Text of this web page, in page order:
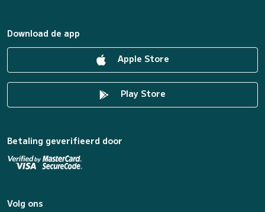
Download de app
Apple Store
Play Store
Betaling geverifieerd door
Volg ons